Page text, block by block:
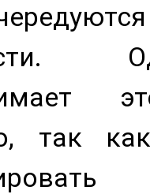
так